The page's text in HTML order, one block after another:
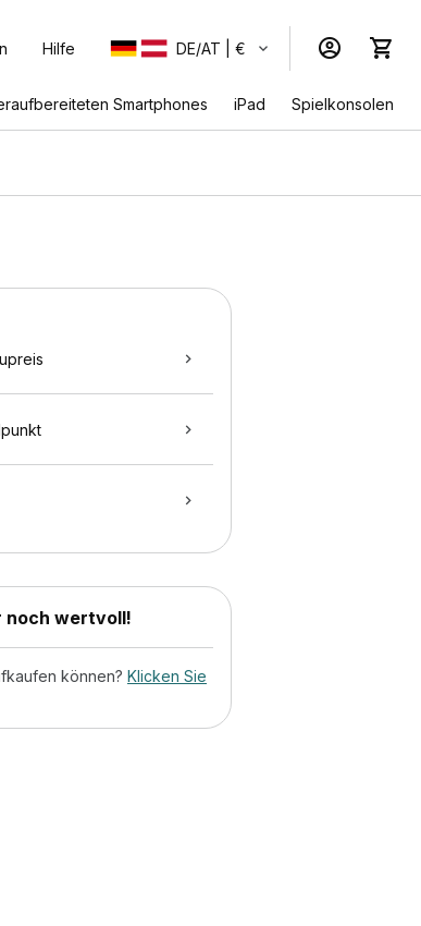
Hilfe DE/AT | €
Smartphones iPad Spielkonsolen
noch wertvoll!
können? Klicken Sie